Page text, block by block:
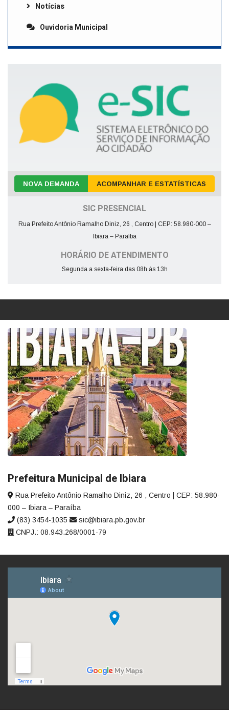
Notícias
Ouvidoria Municipal
NOVA DEMANDA ACOMPANHAR E ESTATÍSTICAS
SIC PRESENCIAL
Rua Prefeito Antônio Ramalho Diniz, 26 , Centro | CEP: 58.980-000 –
Ibiara – Paraíba
HORÁRIO DE ATENDIMENTO
Segunda a sexta-feira das 08h às 13h
Prefeitura Municipal de Ibiara
Rua Prefeito Antônio Ramalho Diniz, 26 , Centro | CEP: 58.980-
000 – Ibiara – Paraíba
(83) 3454-1035
sic@ibiara.pb.gov.br
CNPJ.: 08.943.268/0001-79